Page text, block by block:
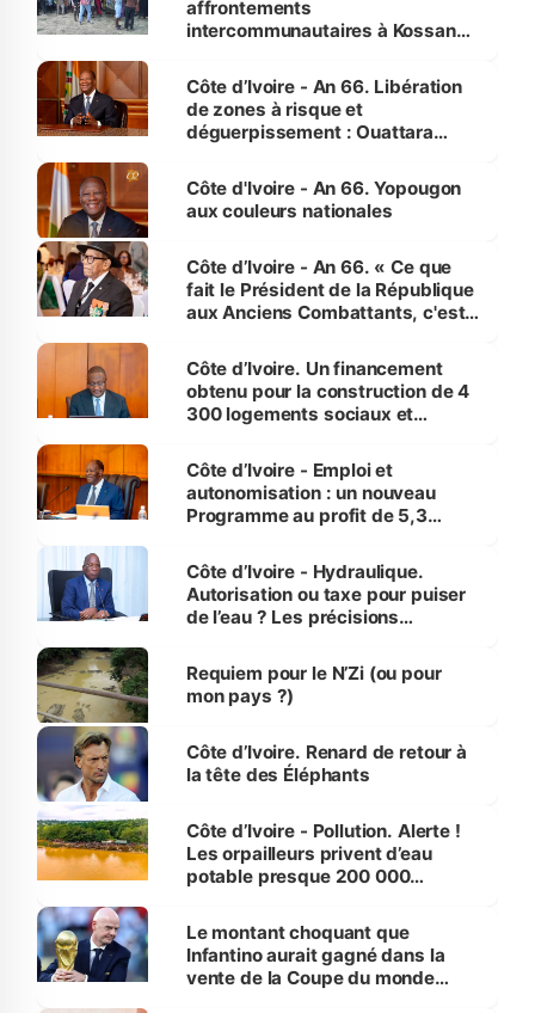
affrontements
intercommunautaires à Kossandji
milieu des sinistrés
Côte d’Ivoire - An 66. Libération
de zones à risque et
déguerpissement : Ouattara
l'Etat de droit pour préserver les
vies humaines »
Côte d'Ivoire - An 66. Yopougon
aux couleurs nationales
Côte d’Ivoire - An 66. « Ce que
fait le Président de la République
aux Anciens Combattants, c'est
Côte d’Ivoire. Un financement
obtenu pour la construction de 4
300 logements sociaux et
et Yamoussoukro
Côte d’Ivoire - Emploi et
autonomisation : un nouveau
Programme au profit de 5,3
Côte d’Ivoire - Hydraulique.
Autorisation ou taxe pour puiser
de l’eau ? Les précisions
Requiem pour le N’Zi (ou pour
mon pays ?)
Côte d’Ivoire. Renard de retour à
la tête des Éléphants
Côte d’Ivoire - Pollution. Alerte !
Les orpailleurs privent d’eau
potable presque 200 000
Le montant choquant que
Infantino aurait gagné dans la
vente de la Coupe du monde